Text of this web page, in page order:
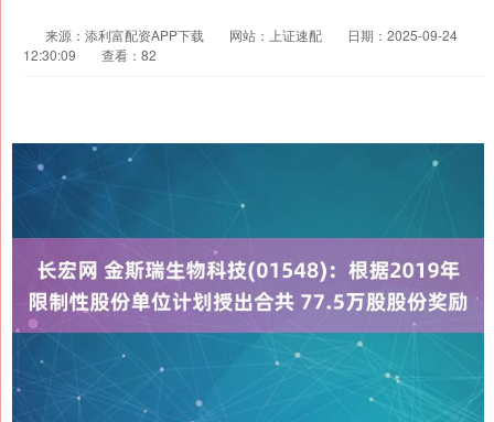
来源：添利富配资APP下载 网站：上证速配
日期：2025-09-24
12:30:09
查看：82